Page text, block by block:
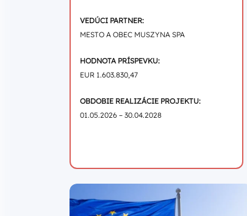
VEDÚCI PARTNER:
MESTO A OBEC MUSZYNA SPA
HODNOTA PRÍSPEVKU:
EUR 1.603.830,47
OBDOBIE REALIZÁCIE PROJEKTU:
01.05.2026 – 30.04.2028